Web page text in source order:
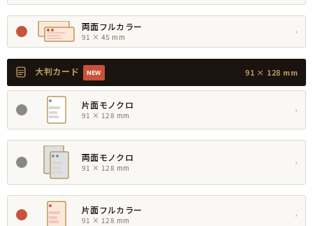
両面フルカラー
91 × 45 mm
›
大判カード NEW 91 × 128 mm
片面モノクロ
91 × 128 mm
›
両面モノクロ
91 × 128 mm
›
片面フルカラー
91 × 128 mm
›